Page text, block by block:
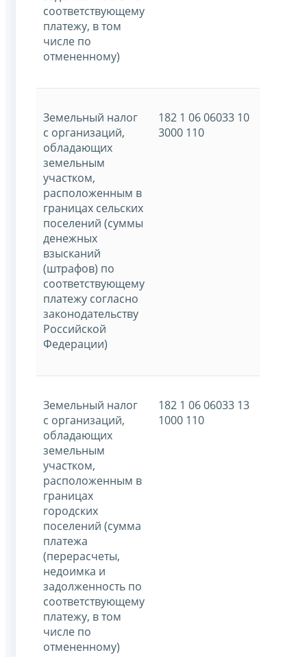
соответствующему
платежу, в том
числе по
отмененному)
Земельный налог
с организаций,
обладающих
земельным
участком,
расположенным в
границах сельских
поселений (суммы
денежных
взысканий
(штрафов) по
соответствующему
платежу согласно
законодательству
Российской
Федерации)
182 1 06 06033 10
3000 110
Земельный налог
с организаций,
обладающих
земельным
участком,
расположенным в
границах
городских
поселений (сумма
платежа
(перерасчеты,
недоимка и
задолженность по
соответствующему
платежу, в том
числе по
отмененному)
182 1 06 06033 13
1000 110